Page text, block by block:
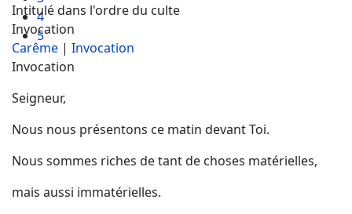
4
5
Intitulé dans l'ordre du culte
Invocation
Carême | Invocation
Invocation
Seigneur,
Nous nous présentons ce matin devant Toi.
Nous sommes riches de tant de choses matérielles,
mais aussi immatérielles.